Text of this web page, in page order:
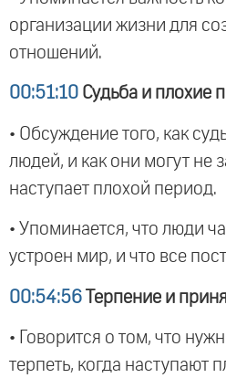
организации жизни для
отношений.
00:51:10 Судьба и плохие
• Обсуждение того, как
людей, и как они могут не
наступает плохой период.
• Упоминается, что люди
устроен мир, и что все
00:54:56 Терпение и
• Говорится о том, что
терпеть, когда наступают